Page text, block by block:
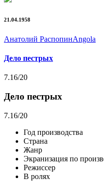
21.04.1958
Анатолий РаспопинAngola
Дело пестрых
7.16/20
Дело пестрых
7.16/20
Год производства
Страна
Жанр
Экранизация по
Режиссер
В ролях